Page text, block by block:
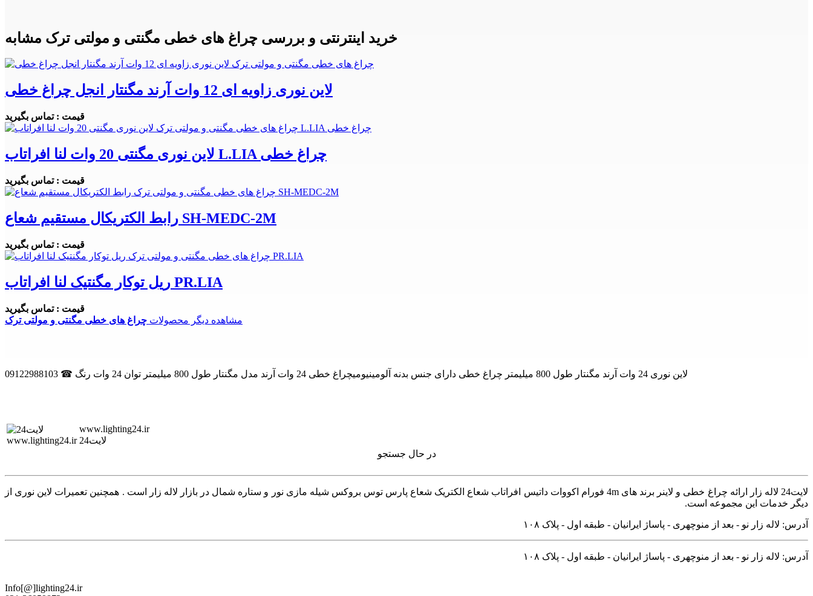
خرید اینترنتی و بررسی چراغ های خطی مگنتی و مولتی ترک مشابه
لاین نوری زاویه ای 12 وات آرند مگنتار انجل چراغ خطی
قیمت : تماس بگیرید
لاین نوری مگنتی 20 وات لنا افراتاب L.LIA چراغ خطی
قیمت : تماس بگیرید
رابط الکتریکال مستقیم شعاع SH-MEDC-2M
قیمت : تماس بگیرید
ریل توکار مگنتیک لنا افراتاب PR.LIA
قیمت : تماس بگیرید
مشاهده دیگر محصولات چراغ های خطی مگنتی و مولتی ترک
لاین نوری 24 وات آرند مگنتار طول 800 میلیمتر چراغ خطی دارای جنس بدنه آلومینیومیچراغ خطی 24 وات آرند مدل مگنتار طول 800 میلیمتر توان 24 وات رنگ ☎ 09122988103
www.lighting24.ir
لایت24
در حال جستجو
لایت24 لاله زار ارائه چراغ خطی و لاینر برند های 4m فورام اکووات داتیس افراتاب شعاع الکتریک شعاع پارس توس بروکس شیله مازی نور و ستاره شمال در بازار لاله زار است . همچنین تعمیرات لاین نوری از
دیگر خدمات این مجموعه است.
آدرس: لاله زار نو - بعد از منوچهری - پاساژ ایرانیان - طبقه اول - پلاک ۱۰۸
آدرس: لاله زار نو - بعد از منوچهری - پاساژ ایرانیان - طبقه اول - پلاک ۱۰۸
Info[@]lighting24.ir